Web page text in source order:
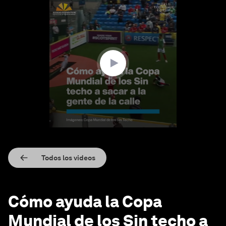
Todos los videos
Cómo ayuda la Copa
Mundial de los Sin techo a